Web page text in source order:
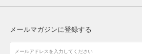
アクセサリー
アクセサリー
シューズ
メールマガジンに登録する